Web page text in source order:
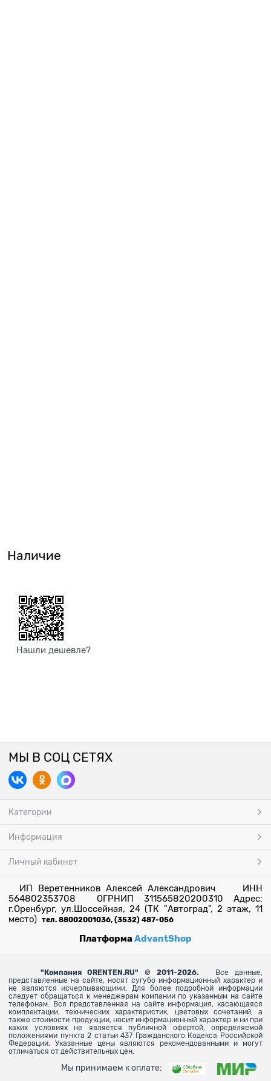
Наличие
Нашли дешевле?
МЫ В СОЦ СЕТЯХ
Категории
Информация
Личный кабинет
ИП Веретенников Алексей Александрович ИНН
564802353708 ОГРНИП 311565820200310 Адрес:
г.Оренбург, ул.Шоссейная, 24 (ТК "Автоград", 2 этаж, 11
место) тел. 88002001036, (3532) 487-056
ПлатформаAdvantShop
" Компания ORENTEN.RU" © 2011-2026.
Все данные,
представленные на сайте, носят сугубо информационный характер и
не являются исчерпывающими. Для более подробной информации
следует обращаться к менеджерам компании по указанным на сайте
телефонам. Вся представленная на сайте информация, касающаяся
комплектации, технических характеристик, цветовых сочетаний, а
также стоимости продукции, носит информационный характер и ни при
каких условиях не является публичной офертой, определяемой
положениями пункта 2 статьи 437 Гражданского Кодекса Российской
Федерации. Указанные цены являются рекомендованными и могут
отличаться от действительных цен.
Мы принимаем к оплате: